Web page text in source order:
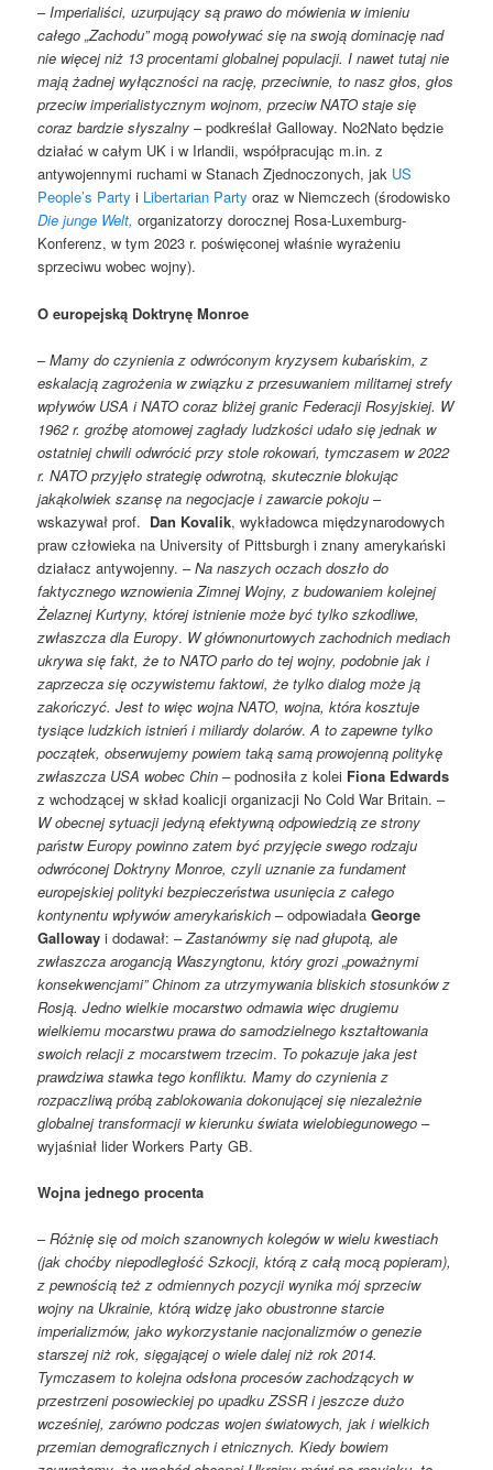
–Imperialiści, uzurpujący są prawo do mówienia w imieniu
całego „Zachodu” mogą powoływać się na swoją dominację nad
nie więcej niż 13 procentami globalnej populacji. I nawet tutaj nie
mają żadnej wyłączności na rację, przeciwnie, to nasz głos, głos
przeciw imperialistycznym wojnom, przeciw NATO staje się
coraz bardzie słyszalny – podkreślał Galloway. No2Nato będzie
działać w całym UK i w Irlandii, współpracując m.in. z
antywojennymi ruchami w Stanach Zjednoczonych, jak US
People’s Party i Libertarian Party oraz w Niemczech (środowisko
Die junge Welt, organizatorzy dorocznej Rosa-Luxemburg-
Konferenz, w tym 2023 r. poświęconej właśnie wyrażeniu
sprzeciwu wobec wojny).
O europejską Doktrynę Monroe
–Mamy do czynienia z odwróconym kryzysem kubańskim, z
eskalacją zagrożenia w związku z przesuwaniem militarnej strefy
wpływów USA i NATO coraz bliżej granic Federacji Rosyjskiej. W
1962 r. groźbę atomowej zagłady ludzkości udało się jednak w
ostatniej chwili odwrócić przy stole rokowań, tymczasem w 2022
r. NATO przyjęło strategię odwrotną, skutecznie blokując
jakąkolwiek szansę na negocjacje i zawarcie pokoju–
wskazywał prof. Dan Kovalik, wykładowca międzynarodowych
praw człowieka na University of Pittsburgh i znany amerykański
działacz antywojenny. –Na naszych oczach doszło do
faktycznego wznowienia Zimnej Wojny, z budowaniem kolejnej
Żelaznej Kurtyny, której istnienie może być tylko szkodliwe,
zwłaszcza dla Europy. W głównonurtowych zachodnich mediach
ukrywa się fakt, że to NATO parło do tej wojny, podobnie jak i
zaprzecza się oczywistemu faktowi, że tylko dialog może ją
zakończyć. Jest to więc wojna NATO, wojna, która kosztuje
tysiące ludzkich istnień i miliardy dolarów.A to zapewne tylko
początek, obserwujemy powiem taką samą prowojenną politykę
zwłaszcza USA wobec Chin – podnosiła z kolei Fiona Edwards
z wchodzącej w skład koalicji organizacji No Cold War Britain. –
W obecnej sytuacji jedyną efektywną odpowiedzią ze strony
państw Europy powinno zatem być przyjęcie swego rodzaju
odwróconej Doktryny Monroe, czyli uznanie za fundament
europejskiej polityki bezpieczeństwa usunięcia z całego
kontynentu wpływów amerykańskich – odpowiadałaGeorge
Galloway i dodawał: –Zastanówmy się nad głupotą, ale
zwłaszcza arogancją Waszyngtonu, który grozi „poważnymi
konsekwencjami” Chinom za utrzymywania bliskich stosunków z
Rosją. Jedno wielkie mocarstwo odmawia więc drugiemu
wielkiemu mocarstwu prawa do samodzielnego kształtowania
swoich relacji z mocarstwem trzecim. To pokazuje jaka jest
prawdziwa stawka tego konfliktu. Mamy do czynienia z
rozpaczliwą próbą zablokowania dokonującej się niezależnie
globalnej transformacji w kierunku świata wielobiegunowego –
wyjaśniał lider Workers Party GB.
Wojna jednego procenta
–Różnię się od moich szanownych kolegów w wielu kwestiach
(jak choćby niepodległość Szkocji, którą z całą mocą popieram),
z pewnością też z odmiennych pozycji wynika mój sprzeciw
wojny na Ukrainie, którą widzę jako obustronne starcie
imperializmów, jako wykorzystanie nacjonalizmów o genezie
starszej niż rok, sięgającej o wiele dalej niż rok 2014.
Tymczasem to kolejna odsłona procesów zachodzących w
przestrzeni posowieckiej po upadku ZSSR i jeszcze dużo
wcześniej, zarówno podczas wojen światowych, jak i wielkich
przemian demograficznych i etnicznych. Kiedy bowiem